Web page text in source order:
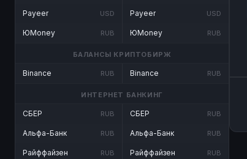
Payeer USD
ЮMoney RUB
Payeer USD
ЮMoney RUB
БАЛАНСЫ КРИПТОБИРЖ
Binance RUB Binance RUB
ИНТЕРНЕТ БАНКИНГ
СБЕР RUB
Альфа-Банк RUB
Райффайзен RUB
СБЕР RUB
Альфа-Банк RUB
Райффайзен RUB